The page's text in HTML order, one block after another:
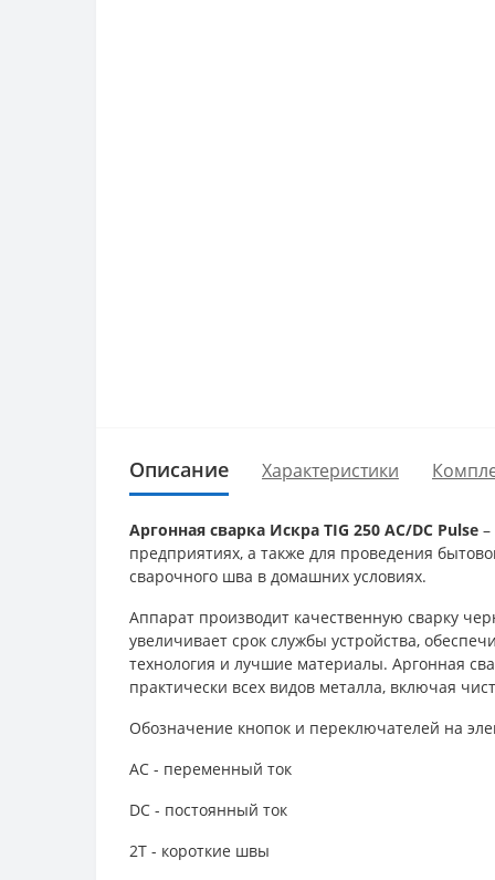
Описание Характеристики
Аргонная сварка Искра TIG 250 AC/DC Pulse
предприятиях, а также для проведения
сварочного шва в домашних условиях.
Аппарат производит качественную сварку
увеличивает срок службы устройства,
технология и лучшие материалы. Аргонная
практически всех видов металла, включая
Обозначение кнопок и переключателей на
АС - переменный ток
DC - постоянный ток
2Т - короткие швы